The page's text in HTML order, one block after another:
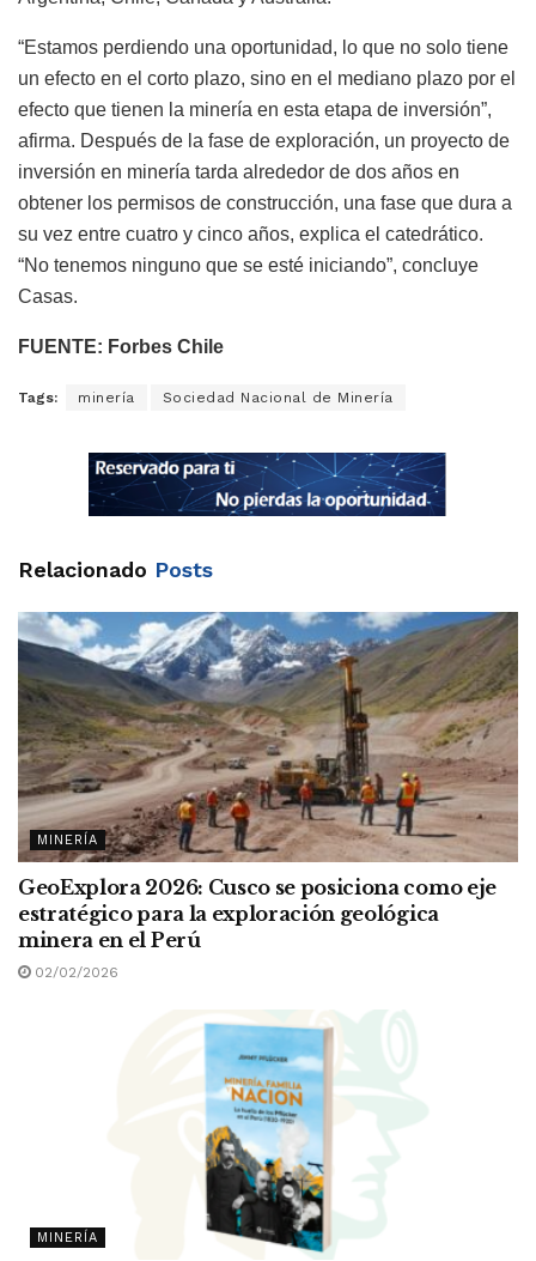
“Estamos perdiendo una oportunidad, lo que no solo tiene
un efecto en el corto plazo, sino en el mediano plazo por el
efecto que tienen la minería en esta etapa de inversión”,
afirma. Después de la fase de exploración, un proyecto de
inversión en minería tarda alrededor de dos años en
obtener los permisos de construcción, una fase que dura a
su vez entre cuatro y cinco años, explica el catedrático.
“No tenemos ninguno que se esté iniciando”, concluye
Casas.
FUENTE: Forbes Chile
Tags: minería Sociedad Nacional de Minería
Relacionado Posts
MINERÍA
GeoExplora 2026: Cusco se posiciona como eje
estratégico para la exploración geológica
minera en el Perú
02/02/2026
MINERÍA